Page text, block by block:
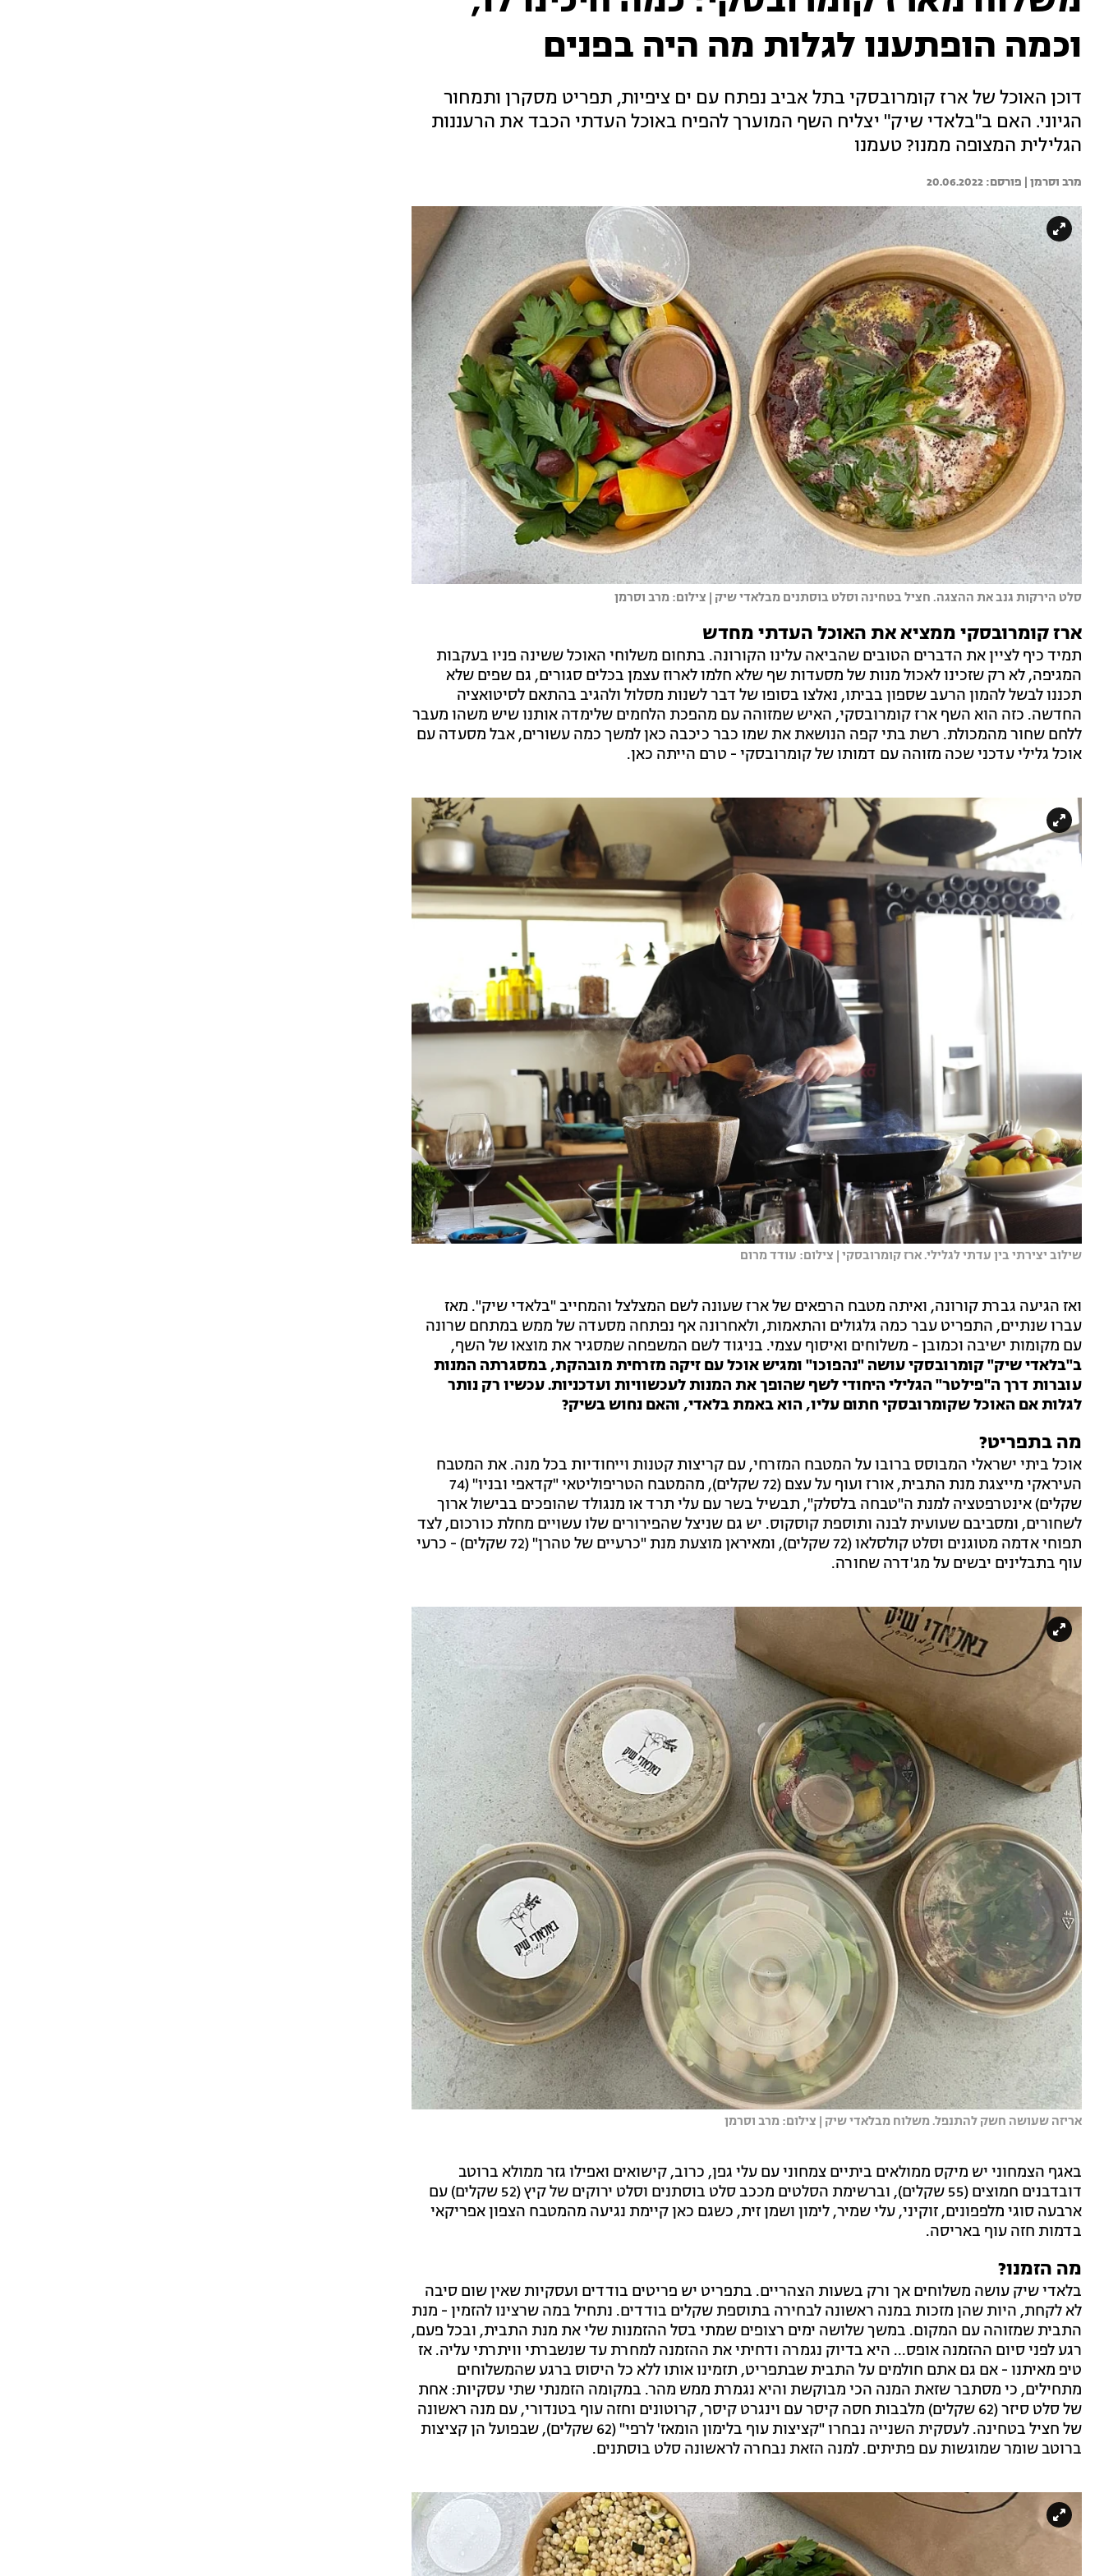
וכמה הופתענו לגלות מה היה בפנים
דוכן האוכל של ארז קומרובסקי בתל אביב נפתח עם ים ציפיות, תפריט מסקרן ותמחור
הגיוני. האם ב"בלאדי שיק" יצליח השף המוערך להפיח באוכל העדתי הכבד את הרעננות
הגלילית המצופה ממנו? טעמנו
מרב וסרמן | 20.06.2022
סלט הירקות גנב את ההצגה. חציל בטחינה וסלט בוסתנים מבלאדי שיק | צילום: מרב וסרמן
ארז קומרובסקי ממציא את האוכל העדתי מחדש
תמיד כיף לציין את הדברים הטובים שהביאה עלינו הקורונה. בתחום משלוחי האוכל ששינה פניו בעקבות
המגיפה, לא רק שזכינו לאכול מנות של מסעדות שף שלא חלמו לארוז עצמן בכלים סגורים, גם שפים שלא
תכננו לבשל להמון הרעב שספון בביתו, נאלצו בסופו של דבר לשנות מסלול ולהגיב בהתאם לסיטואציה
החדשה. כזה הוא השף ארז קומרובסקי, האיש שמזוהה עם מהפכת הלחמים שלימדה אותנו שיש משהו מעבר
ללחם שחור מהמכולת. רשת בתי קפה הנושאת את שמו כבר כיכבה כאן למשך כמה עשורים, אבל מסעדה עם
אוכל גלילי עדכני שכה מזוהה עם דמותו של קומרובסקי - טרם הייתה כאן.
שילוב יצירתי בין עדתי לגלילי. ארז קומרובסקי | צילום: עודד מרום
ואז הגיעה גברת קורונה, ואיתה מטבח הרפאים של ארז שעונה לשם המצלצל והמחייב "בלאדי שיק". מאז
עברו שנתיים, התפריט עבר כמה גלגולים והתאמות, ולאחרונה אף נפתחה מסעדה של ממש במתחם שרונה
עם מקומות ישיבה וכמובן - משלוחים ואיסוף עצמי. בניגוד לשם המשפחה שמסגיר את מוצאו של השף,
ב"בלאדי שיק" קומרובסקי עושה "נהפוכו" ומגיש אוכל עם זיקה מזרחית מובהקת, במסגרתה המנות
עוברות דרך ה"פילטר" הגלילי היחודי לשף שהופך את המנות לעכשוויות ועדכניות. עכשיו רק נותר
לגלות אם האוכל שקומרובסקי חתום עליו, הוא באמת בלאדי, והאם נחוש בשיק?
מה בתפריט?
אוכל ביתי ישראלי המבוסס ברובו על המטבח המזרחי, עם קריצות קטנות וייחודיות בכל מנה. את המטבח
העיראקי מייצגת מנת התבית, אורז ועוף על עצם (72 שקלים), מהמטבח הטריפוליטאי "קדאפי ובניו" (74
שקלים) אינטרפטציה למנת ה"טבחה בלסלק", תבשיל בשר עם עלי תרד או מנגולד שהופכים בבישול ארוך
לשחורים, ומסביבם שעועית לבנה ותוספת קוסקוס. יש גם שניצל שהפירורים שלו עשויים מחלת כורכום, לצד
תפוחי אדמה מטוגנים וסלט קולסלאו (72 שקלים), ומאיראן מוצעת מנת "כרעיים של טהרן" (72 שקלים) - כרעי
עוף בתבלינים יבשים על מג'דרה שחורה.
אריזה שעושה חשק להתנפל. משלוח מבלאדי שיק | צילום: מרב וסרמן
באגף הצמחוני יש מיקס ממולאים ביתיים צמחוני עם עלי גפן, כרוב, קישואים ואפילו גזר ממולא ברוטב
דובדבנים חמוצים (55 שקלים), וברשימת הסלטים מככב סלט בוסתנים וסלט ירוקים של קיץ (52 שקלים) עם
ארבעה סוגי מלפפונים, זוקיני, עלי שמיר, לימון ושמן זית, כשגם כאן קיימת נגיעה מהמטבח הצפון אפריקאי
בדמות חזה עוף באריסה.
מה הזמנו?
בלאדי שיק עושה משלוחים אך ורק בשעות הצהריים. בתפריט יש פריטים בודדים ועסקיות שאין שום סיבה
לא לקחת, היות שהן מזכות במנה ראשונה לבחירה בתוספת שקלים בודדים. נתחיל במה שרצינו להזמין - מנת
התבית שמזוהה עם המקום. במשך שלושה ימים רצופים שמתי בסל ההזמנות שלי את מנת התבית, ובכל פעם,
רגע לפני סיום ההזמנה אופס... היא בדיוק נגמרה ודחיתי את ההזמנה למחרת עד שנשברתי וויתרתי עליה. אז
טיפ מאיתנו - אם גם אתם חולמים על התבית שבתפריט, תזמינו אותו ללא כל היסוס ברגע שהמשלוחים
מתחילים, כי מסתבר שזאת המנה הכי מבוקשת והיא נגמרת ממש מהר. במקומה הזמנתי שתי עסקיות: אחת
של סלט סיזר (62 שקלים) מלבבות חסה קיסר עם וינגרט קיסר, קרוטונים וחזה עוף בטנדורי, עם מנה ראשונה
של חציל בטחינה. לעסקית השנייה נבחרו "קציצות עוף בלימון הומאז' לרפי" (62 שקלים), שבפועל הן קציצות
ברוטב שומר שמוגשות עם פתיתים. למנה הזאת נבחרה לראשונה סלט בוסתנים.